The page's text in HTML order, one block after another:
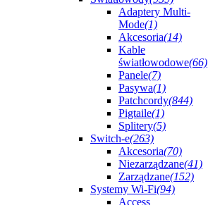
Adaptery Multi-
Mode(1)
Akcesoria(14)
Kable
światłowodowe(66)
Panele(7)
Pasywa(1)
Patchcordy(844)
Pigtaile(1)
Splitery(5)
Switch-e(263)
Akcesoria(70)
Niezarządzane(41)
Zarządzane(152)
Systemy Wi-Fi(94)
Access